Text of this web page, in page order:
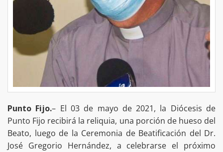
Punto Fijo.– El 03 de mayo de 2021, la Diócesis de
Punto Fijo recibirá la reliquia, una porción de hueso del
Beato, luego de la Ceremonia de Beatificación del Dr.
José Gregorio Hernández, a celebrarse el próximo